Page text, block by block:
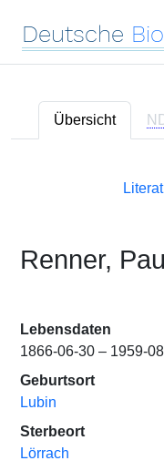
Deutsche
Übersicht
Renner,
Lebensdaten
1866-06-30 – 1959-
Geburtsort
Lubin
Sterbeort
Lörrach